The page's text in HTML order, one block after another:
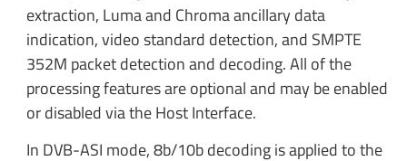
extraction, Luma and Chroma ancillary data
indication, video standard detection, and SMPTE
352M packet detection and decoding. All of the
processing features are optional and may be enabled
or disabled via the Host Interface.
In DVB-ASI mode, 8b/10b decoding is applied to the